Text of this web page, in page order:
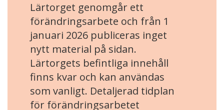
Lärtorget genomgår ett
förändringsarbete och från 1
januari 2026 publiceras inget
nytt material på sidan.
Lärtorgets befintliga innehåll
finns kvar och kan användas
som vanligt. Detaljerad tidplan
för förändringsarbetet